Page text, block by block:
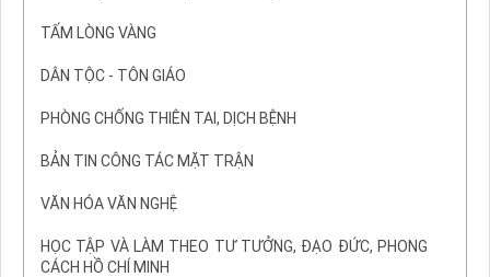
TẤM LÒNG VÀNG
DÂN TỘC - TÔN GIÁO
PHÒNG CHỐNG THIÊN TAI, DỊCH BỆNH
BẢN TIN CÔNG TÁC MẶT TRẬN
VĂN HÓA VĂN NGHỆ
HỌC TẬP VÀ LÀM THEO TƯ TƯỞNG, ĐẠO ĐỨC, PHONG
CÁCH HỒ CHÍ MINH